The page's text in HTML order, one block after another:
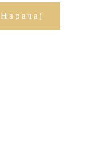
Нарачај